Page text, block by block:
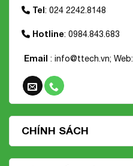
Tel: 024 2242.8148
Hotline: 0984.843.683
Email : info@ttech.vn; Web:
CHÍNH SÁCH